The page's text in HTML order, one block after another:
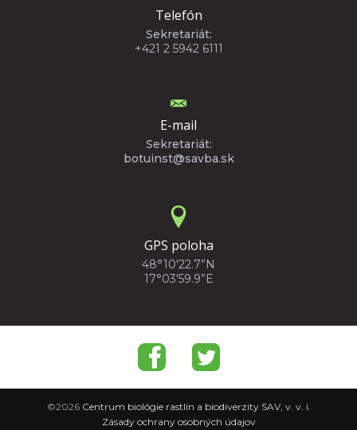
Telefón
Sekretariát:
+421 2 5942 6111
E-mail
Sekretariát:
botuinst@savba.sk
GPS poloha
48°10'22.7”N
17°03'59.9”E
©2026Centrum biológie rastlín a biodiverzity SAV, v. v. i.
Zásady ochrany osobných údajov